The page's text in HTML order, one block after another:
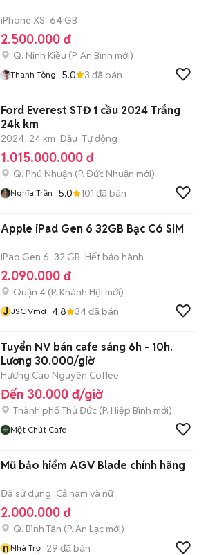
iPhone XS 64 GB
2.500.000 đ
Q. Ninh Kiều (P. An Bình mới)
Thanh Tòng 5.0 3 đã bán
Ford Everest STĐ 1 cầu 2024 Trắng
24k km
2024 24 km Dầu Tự động
1.015.000.000 đ
Q. Phú Nhuận (P. Đức Nhuận mới)
Nghĩa Trần 5.0 101 đã bán
Apple iPad Gen 6 32GB Bạc Có SIM
iPad Gen 6 32 GB Hết bảo hành
2.090.000 đ
Quận 4 (P. Khánh Hội mới)
J JSC Vmd 4.8 34đã bán
Tuyển NV bán cafe sáng 6h - 10h.
Lương 30.000/giờ
Hương Cao Nguyên Coffee
Đến 30.000 đ/giờ
Thành phố Thủ Đức (P. Hiệp Bình mới)
Một Chút Cafe
Mũ bảo hiểm AGV Blade chính hãng
Đã sử dụng Cả nam và nữ
2.000.000 đ
Q. Bình Tân (P. An Lạc mới)
nNhà Trọ 29 đã bán